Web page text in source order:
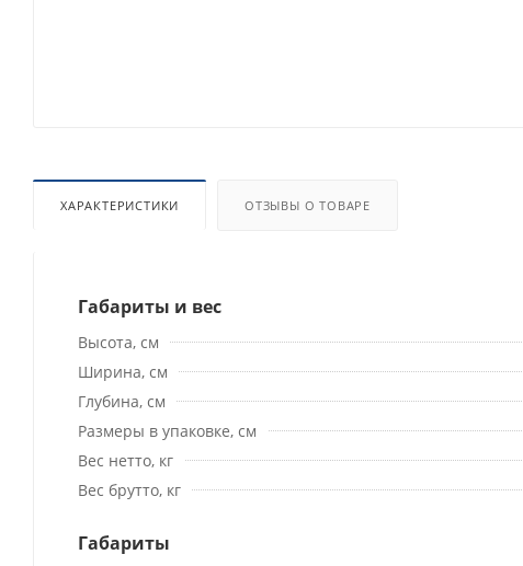
ХАРАКТЕРИСТИКИ ОТЗЫВЫ О ТОВАРЕ
Габариты и вес
Высота, см
Ширина, см
Глубина, см
Размеры в упаковке, см
Вес нетто, кг
Вес брутто, кг
Габариты